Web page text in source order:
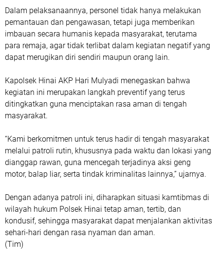
Dalam pelaksanaannya, personel tidak hanya melakukan
pemantauan dan pengawasan, tetapi juga memberikan
imbauan secara humanis kepada masyarakat, terutama
para remaja, agar tidak terlibat dalam kegiatan negatif yang
dapat merugikan diri sendiri maupun orang lain.
Kapolsek Hinai AKP Hari Mulyadi menegaskan bahwa
kegiatan ini merupakan langkah preventif yang terus
ditingkatkan guna menciptakan rasa aman di tengah
masyarakat.
“Kami berkomitmen untuk terus hadir di tengah masyarakat
melalui patroli rutin, khususnya pada waktu dan lokasi yang
dianggap rawan, guna mencegah terjadinya aksi geng
motor, balap liar, serta tindak kriminalitas lainnya,” ujarnya.
Dengan adanya patroli ini, diharapkan situasi kamtibmas di
wilayah hukum Polsek Hinai tetap aman, tertib, dan
kondusif, sehingga masyarakat dapat menjalankan aktivitas
sehari-hari dengan rasa nyaman dan aman.
(Tim)